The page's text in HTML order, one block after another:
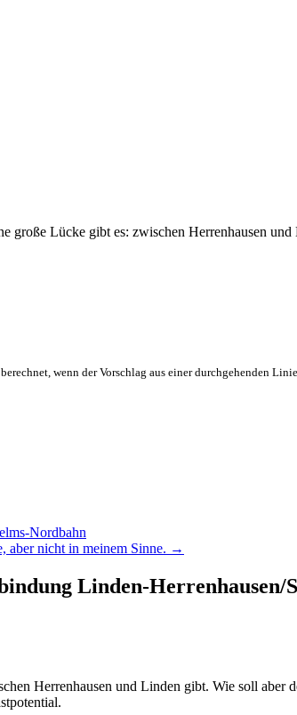
große Lücke gibt es: zwischen Herrenhausen und
wenn der Vorschlag aus einer durchgehenden
Nordbahn
aber nicht in meinem Sinne. →
Linden-Herrenhausen/
Herrenhausen und Linden gibt. Wie soll